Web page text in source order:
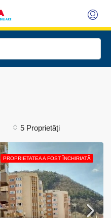
5 Proprietăți
PROPRIETATEA A FOST ÎNCHIRIATĂ